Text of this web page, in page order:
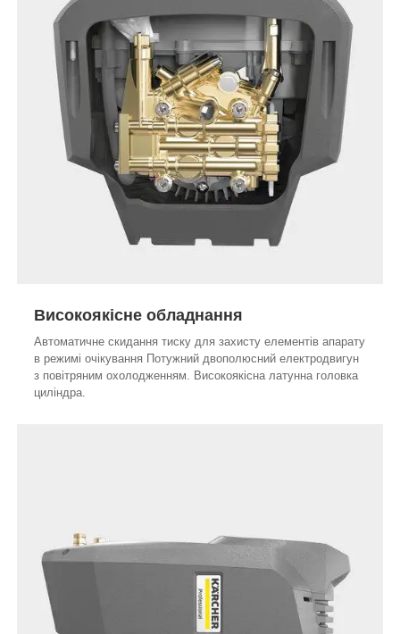
Високоякісне обладнання
Автоматичне скидання тиску для захисту елементів апарату
в режимі очікування Потужний двополюсний електродвигун
з повітряним охолодженням. Високоякісна латунна головка
циліндра.